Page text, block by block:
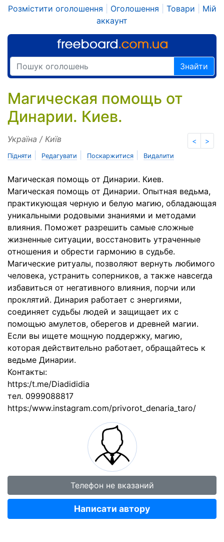
Розмістити оголошення Оголошення Товари
Мій
аккаунт
Знайти
Магическая помощь от
Динарии. Киев.
< >
Україна / Київ
Підняти Редагувати Поскаржитися Видалити
Магическая помощь от Динарии. Киев.
Магическая помощь от Динарии. Опытная ведьма,
практикующая черную и белую магию, обладающая
уникальными родовыми знаниями и методами
влияния. Поможет разрешить самые сложные
жизненные ситуации, восстановить утраченные
отношения и обрести гармонию в судьбе.
Магические ритуалы, позволяют вернуть любимого
человека, устранить соперников, а также навсегда
избавиться от негативного влияния, порчи или
проклятий. Динария работает с энергиями,
соединяет судьбы людей и защищает их с
помощью амулетов, оберегов и древней магии.
Если вы ищете мощную поддержку, магию,
которая действительно работает, обращайтесь к
ведьме Динарии.
Контакты:
https:/t.me/Diadididia
тел. 0999088817
https:/www.instagram.com/privorot_denaria_taro/
Телефон не вказаний
Написати автору